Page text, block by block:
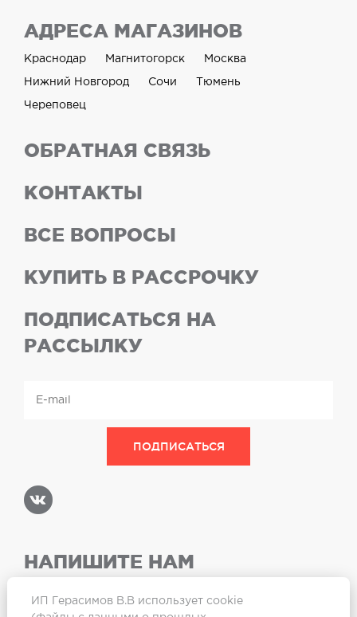
АДРЕСА МАГАЗИНОВ
Краснодар Магнитогорск Москва
Нижний Новгород Сочи Тюмень
Череповец
ОБРАТНАЯ СВЯЗЬ
КОНТАКТЫ
ВСЕ ВОПРОСЫ
КУПИТЬ В РАССРОЧКУ
ПОДПИСАТЬСЯ НА
РАССЫЛКУ
НАПИШИТЕ НАМ
ИП Герасимов В.В использует cookie